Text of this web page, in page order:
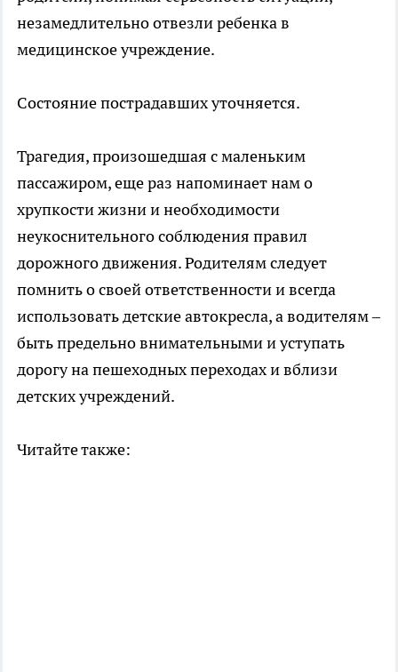
незамедлительно отвезли ребенка в
медицинское учреждение.
Состояние пострадавших уточняется.
Трагедия, произошедшая с маленьким
пассажиром, еще раз напоминает нам о
хрупкости жизни и необходимости
неукоснительного соблюдения правил
дорожного движения. Родителям следует
помнить о своей ответственности и всегда
использовать детские автокресла, а водителям –
быть предельно внимательными и уступать
дорогу на пешеходных переходах и вблизи
детских учреждений.
Читайте также: